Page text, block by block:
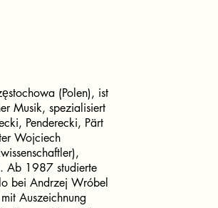
(Polen), ist
Musik, spezialisiert
Penderecki, Pärt
Wojciech
Ab 1987 studierte
bei Andrzej Wróbel
Auszeichnung